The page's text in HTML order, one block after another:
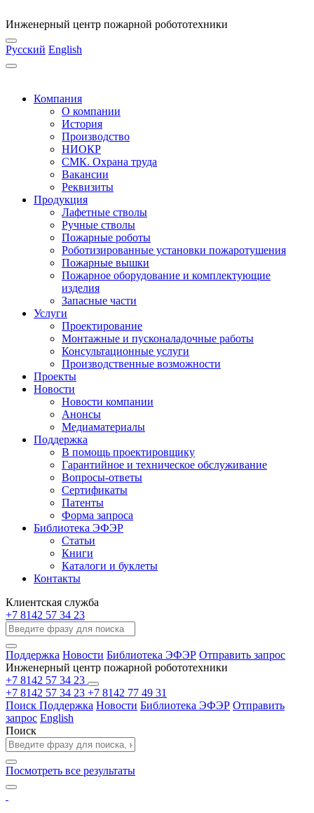
Инженерный центр пожарной робототехники
Русский English
Компания
О компании
История
Производство
НИОКР
СМК. Охрана труда
Вакансии
Реквизиты
Продукция
Лафетные стволы
Ручные стволы
Пожарные роботы
Роботизированные установки пожаротушения
Пожарные вышки
Пожарное оборудование и комплектующие
изделия
Запасные части
Услуги
Проектирование
Монтажные и пусконаладочные работы
Консультационные услуги
Производственные возможности
Проекты
Новости
Новости компании
Анонсы
Медиаматериалы
Поддержка
В помощь проектировщику
Гарантийное и техническое обслуживание
Вопросы-ответы
Сертификаты
Патенты
Форма запроса
Библиотека ЭФЭР
Статьи
Книги
Каталоги и буклеты
Контакты
Клиентская служба
+7 8142 57 34 23
Поддержка Новости Библиотека ЭФЭР Отправить запрос
Инженерный центр пожарной робототехники
+7 8142 57 34 23
+7 8142 57 34 23 +7 8142 77 49 31
Поиск Поддержка Новости Библиотека ЭФЭР Отправить
запрос English
Поиск
Посмотреть все результаты